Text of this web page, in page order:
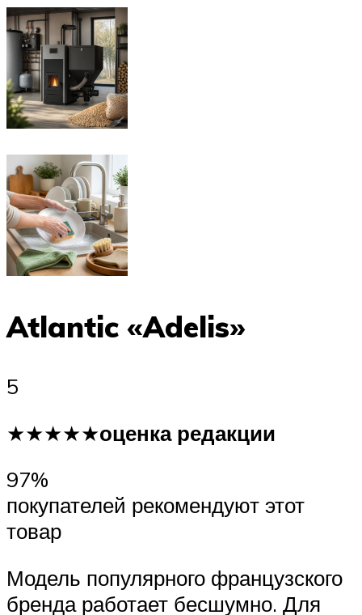
Atlantic «Adelis»
5
★★★★★оценка редакции
97%
покупателей рекомендуют этот
товар
Модель популярного французского
бренда работает бесшумно. Для